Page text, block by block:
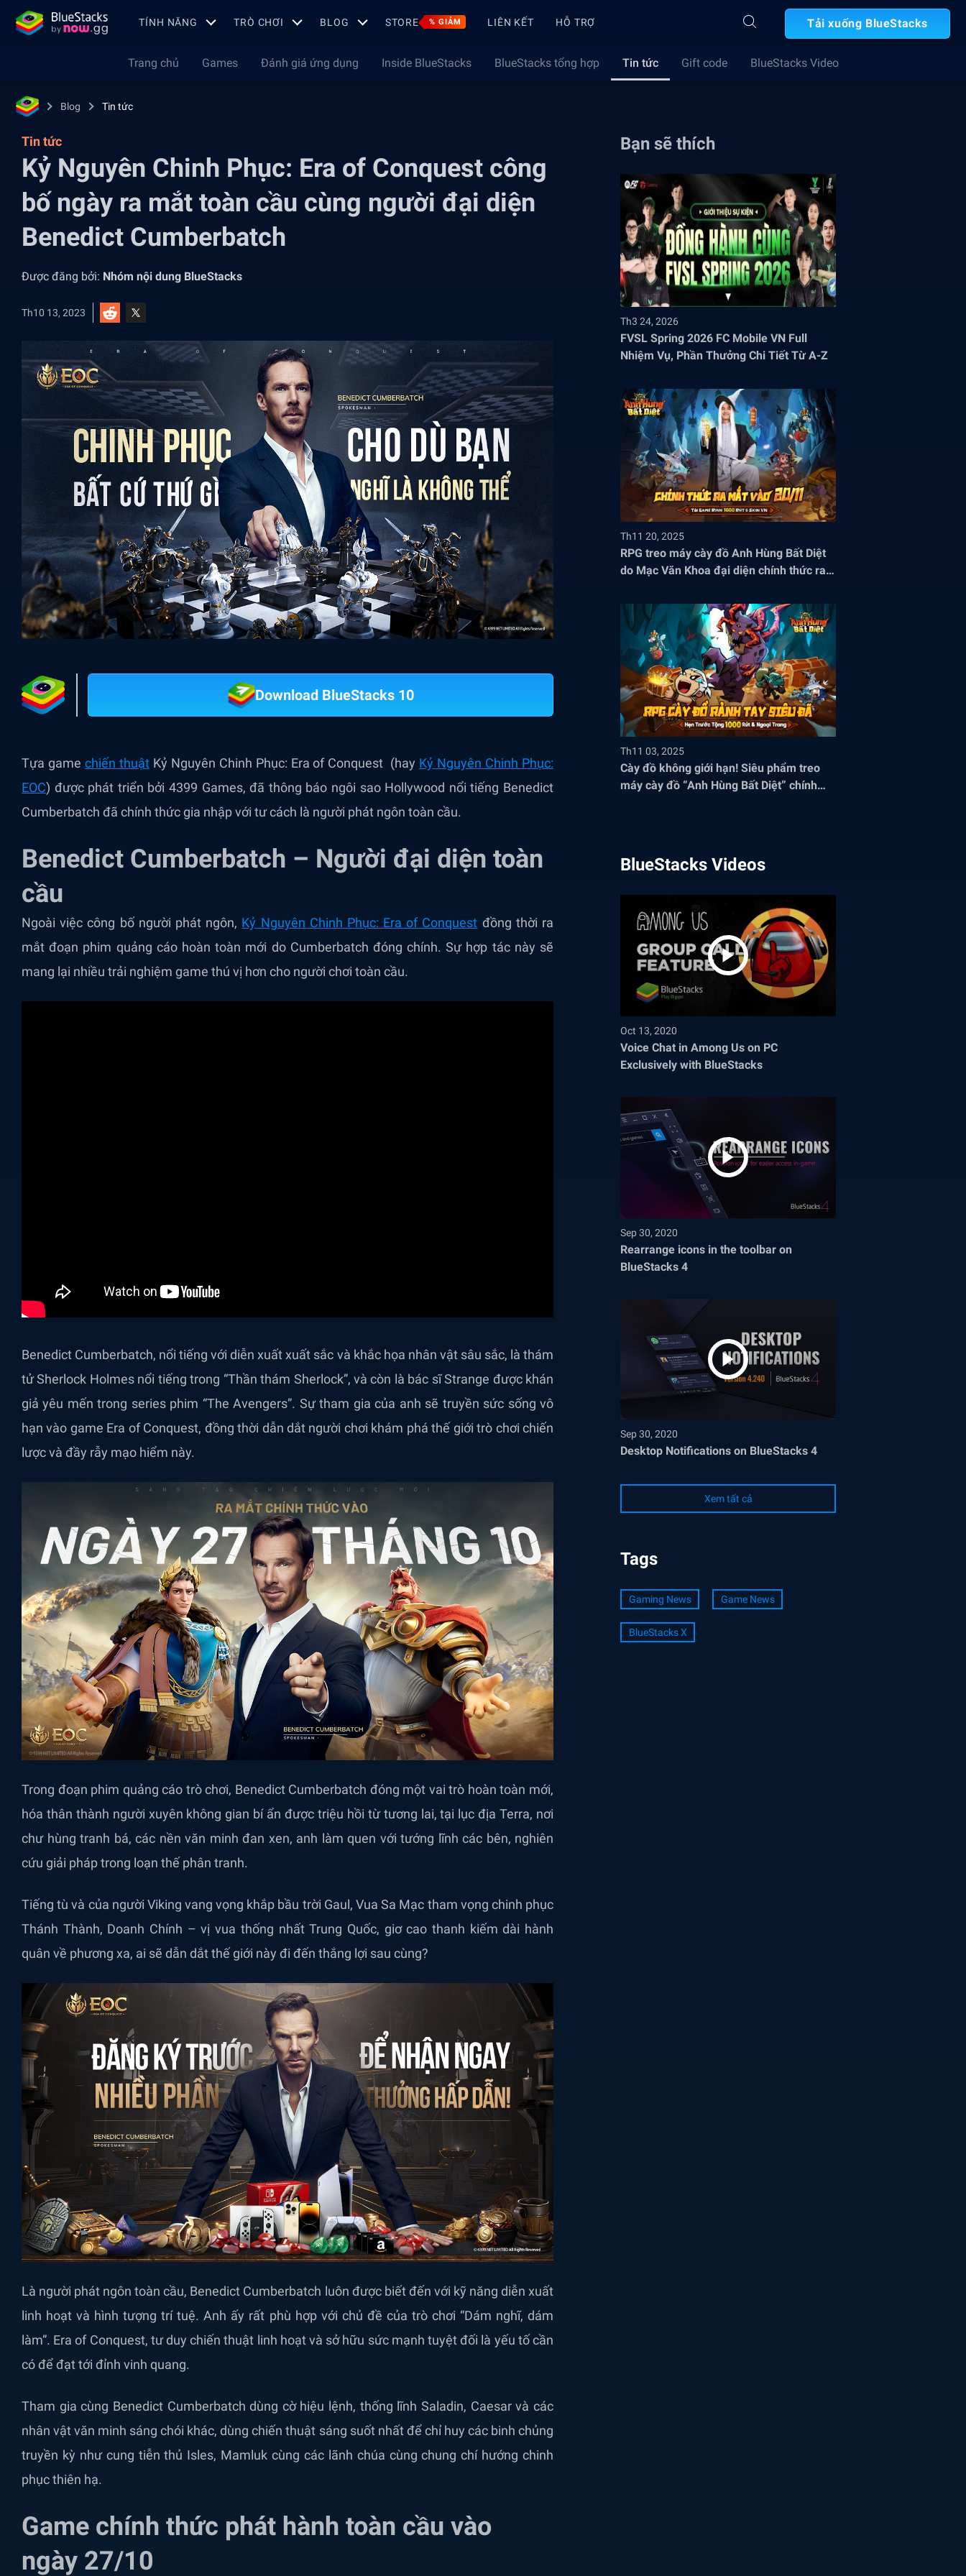
TÍNH NĂNG TRÒ CHƠI BLOG STORE % GIẢM LIÊN KẾT HỖ TRỢ Tải xuống BlueStacks
Trang chủ Games Đánh giá ứng dụng Inside BlueStacks BlueStacks tổng hợp Tin tức Gift code BlueStacks Video
Blog Tin tức
Tin tức
Kỷ Nguyên Chinh Phục: Era of Conquest công
bố ngày ra mắt toàn cầu cùng người đại diện
Benedict Cumberbatch
Được đăng bởi: Nhóm nội dung BlueStacks
Th10 13, 2023
Download BlueStacks 10
Tựa game chiến thuậtKỷ Nguyên Chinh Phục: Era of Conquest (hay Kỷ Nguyên Chinh Phục:
EOC) được phát triển bởi 4399 Games, đã thông báo ngôi sao Hollywood nổi tiếng Benedict
Cumberbatch đã chính thức gia nhập với tư cách là người phát ngôn toàn cầu.
Benedict Cumberbatch – Người đại diện toàn
cầu
Ngoài việc công bố người phát ngôn, Kỷ Nguyên Chinh Phục: Era of Conquest đồng thời ra
mắt đoạn phim quảng cáo hoàn toàn mới do Cumberbatch đóng chính. Sự hợp tác này sẽ
mang lại nhiều trải nghiệm game thú vị hơn cho người chơi toàn cầu.
Benedict Cumberbatch, nổi tiếng với diễn xuất xuất sắc và khắc họa nhân vật sâu sắc, là thám
tử Sherlock Holmes nổi tiếng trong “Thần thám Sherlock”, và còn là bác sĩ Strange được khán
giả yêu mến trong series phim “The Avengers”. Sự tham gia của anh sẽ truyền sức sống vô
hạn vào game Era of Conquest, đồng thời dẫn dắt người chơi khám phá thế giới trò chơi chiến
lược và đầy rẫy mạo hiểm này.
Trong đoạn phim quảng cáo trò chơi, Benedict Cumberbatch đóng một vai trò hoàn toàn mới,
hóa thân thành người xuyên không gian bí ẩn được triệu hồi từ tương lai, tại lục địa Terra, nơi
chư hùng tranh bá, các nền văn minh đan xen, anh làm quen với tướng lĩnh các bên, nghiên
cứu giải pháp trong loạn thế phân tranh.
Tiếng tù và của người Viking vang vọng khắp bầu trời Gaul, Vua Sa Mạc tham vọng chinh phục
Thánh Thành, Doanh Chính – vị vua thống nhất Trung Quốc, giơ cao thanh kiếm dài hành
quân về phương xa, ai sẽ dẫn dắt thế giới này đi đến thắng lợi sau cùng?
Là người phát ngôn toàn cầu, Benedict Cumberbatch luôn được biết đến với kỹ năng diễn xuất
linh hoạt và hình tượng trí tuệ. Anh ấy rất phù hợp với chủ đề của trò chơi “Dám nghĩ, dám
làm”. Era of Conquest, tư duy chiến thuật linh hoạt và sở hữu sức mạnh tuyệt đối là yếu tố cần
có để đạt tới đỉnh vinh quang.
Tham gia cùng Benedict Cumberbatch dùng cờ hiệu lệnh, thống lĩnh Saladin, Caesar và các
nhân vật văn minh sáng chói khác, dùng chiến thuật sáng suốt nhất để chỉ huy các binh chủng
truyền kỳ như cung tiễn thủ Isles, Mamluk cùng các lãnh chúa cùng chung chí hướng chinh
phục thiên hạ.
Game chính thức phát hành toàn cầu vào
ngày 27/10
Bạn sẽ thích
Th3 24, 2026
FVSL Spring 2026 FC Mobile VN Full
Nhiệm Vụ, Phần Thưởng Chi Tiết Từ A-Z
Th11 20, 2025
RPG treo máy cày đồ Anh Hùng Bất Diệt
do Mạc Văn Khoa đại diện chính thức ra
Th11 03, 2025
Cày đồ không giới hạn! Siêu phẩm treo
máy cày đồ “Anh Hùng Bất Diệt” chính
BlueStacks Videos
Oct 13, 2020
Voice Chat in Among Us on PC
Exclusively with BlueStacks
Sep 30, 2020
Rearrange icons in the toolbar on
BlueStacks 4
Sep 30, 2020
Desktop Notifications on BlueStacks 4
Xem tất cả
Tags
Gaming News Game News
BlueStacks X